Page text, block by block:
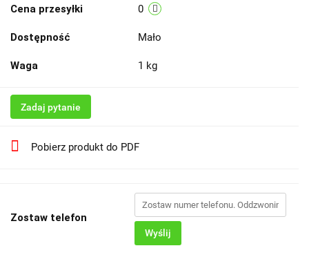
Cena przesyłki 0
Dostępność Mało
Waga 1 kg
Zadaj pytanie
Pobierz produkt do PDF
Zostaw telefon
Wyślij